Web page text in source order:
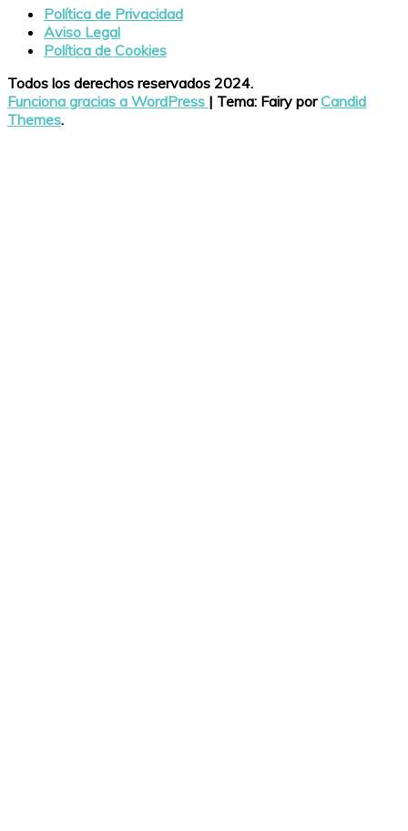
Política de Privacidad
Aviso Legal
Política de Cookies
Todos los derechos reservados 2024.
Funciona gracias a WordPress | Tema: Fairy porCandid
Themes.